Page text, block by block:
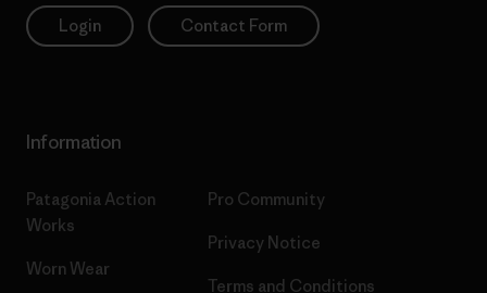
Login Contact Form
Information
Patagonia Action
Works
Worn Wear
Pro Community
Privacy Notice
Terms and Conditions